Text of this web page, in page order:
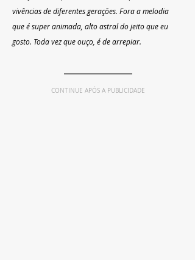
vivências de diferentes gerações. Fora a melodia
que é super animada, alto astral do jeito que eu
gosto. Toda vez que ouço, é de arrepiar.
CONTINUE APÓS A PUBLICIDADE